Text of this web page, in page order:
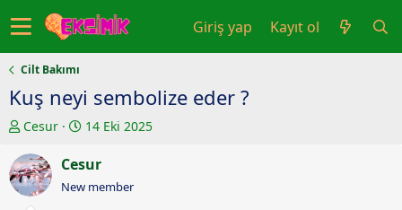
Giriş yap Kayıt ol
Cilt Bakımı
Kuş neyi sembolize eder ?
K
n
u
y
Cesur
B
ş
l
14 Eki 2025
Cesur
New member